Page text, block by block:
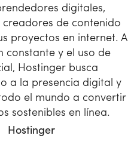
digitales,
creadores de contenido
proyectos en internet. A
constante y el uso de
Hostinger busca
a la presencia digital y
el mundo a convertir
sostenibles en línea.
Hostinger